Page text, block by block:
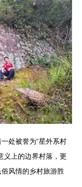
处被誉为“星外系村
上的边界村落，更
风情的乡村旅游胜